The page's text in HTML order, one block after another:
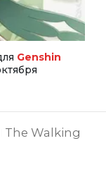
Genshin
The Walking